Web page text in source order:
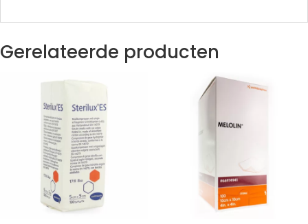
Gerelateerde producten